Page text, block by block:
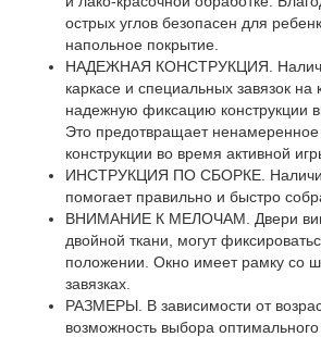
острых углов безопасен для
напольное покрытие.
НАДЕЖНАЯ КОНСТРУКЦИЯ.
каркасе и специальных завязок на
надежную фиксацию конструкции
Это предотвращает
конструкции во время активной
ИНСТРУКЦИЯ ПО СБОРКЕ.
помогает правильно и быстро
ВНИМАНИЕ К МЕЛОЧАМ. Двери
двойной ткани, могут
положении. Окно имеет рамку со
завязках.
РАЗМЕРЫ. В зависимости от
возможность выбора